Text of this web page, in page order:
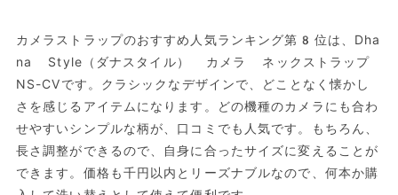
カメラストラップのおすすめ人気ランキング第8位は、Dha
na Style（ダナスタイル） カメラ ネックストラップ
NS-CVです。クラシックなデザインで、どことなく懐かし
さを感じるアイテムになります。どの機種のカメラにも合わ
せやすいシンプルな柄が、口コミでも人気です。もちろん、
長さ調整ができるので、自身に合ったサイズに変えることが
できます。価格も千円以内とリーズナブルなので、何本か購